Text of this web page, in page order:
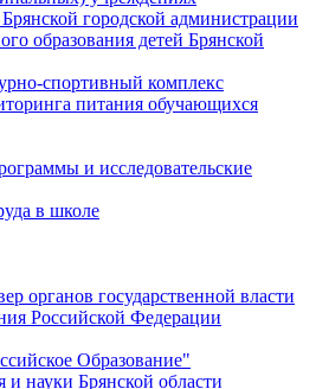
городской администрации
образования детей Брянской
спортивный комплекс
питания обучающихся
и исследовательские
в школе
органов государственной власти
Российской Федерации
Образование"
и науки Брянской области